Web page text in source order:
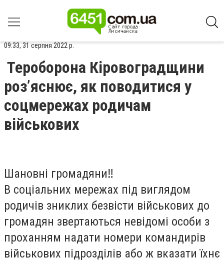
09:33, 31 серпня 2022 р.
Тероборона Кіровоградщини
роз’яснює, як поводитися у
соцмережах родичам
військових
Шановні громадяни‼️
В соціальних мережах під виглядом
родичів зниклих безвісти військових до
громадян звертаються невідомі особи з
проханням надати номери командирів
військових підрозділів або ж вказати їхнє